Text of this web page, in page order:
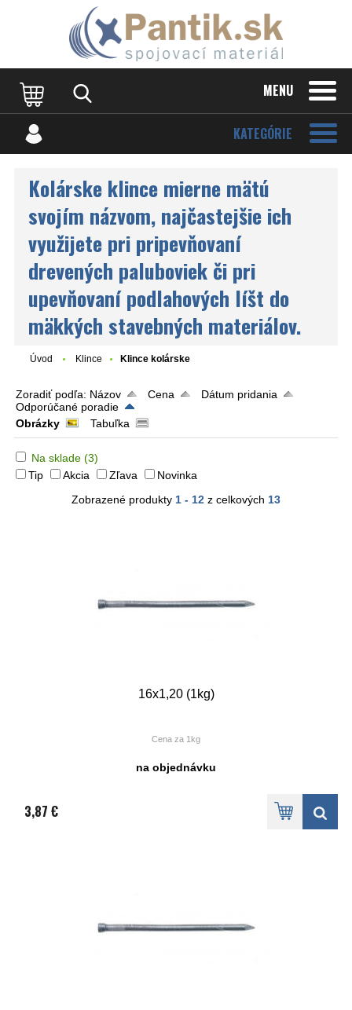
MENU
KATEGÓRIE
Kolárske klince mierne mätú
svojím názvom, najčastejšie ich
využijete pri pripevňovaní
drevených paluboviek či pri
upevňovaní podlahových líšt do
mäkkých stavebných materiálov.
Úvod Klince Klince kolárske
Zoradiť podľa: Názov Cena
Dátum pridania
Odporúčané poradie
Obrázky
Tabuľka
Na sklade (3)
Tip
Akcia Zľava
Novinka
Zobrazené produkty 1 - 12 z celkových 13
16x1,20 (1kg)
Cena za 1kg
na objednávku
3,87 €